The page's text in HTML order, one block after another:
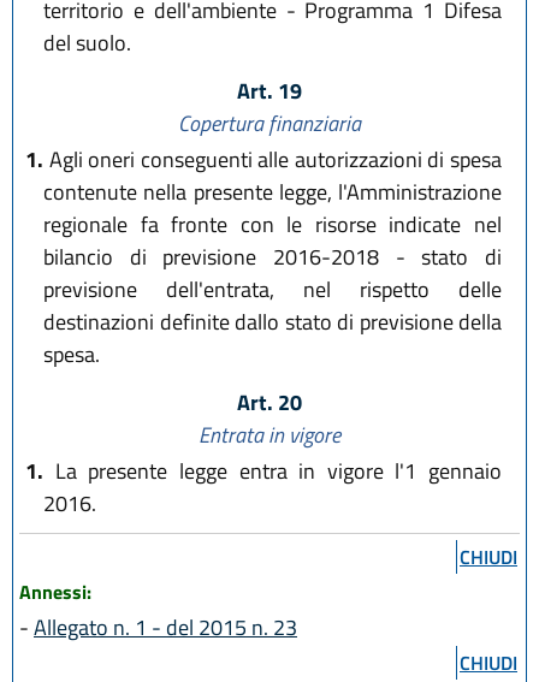
territorio e dell'ambiente - Programma 1 Difesa
del suolo.
Art. 19
Copertura finanziaria
1. Agli oneri conseguenti alle autorizzazioni di spesa
contenute nella presente legge, l'Amministrazione
regionale fa fronte con le risorse indicate nel
bilancio di previsione 2016-2018 - stato di
previsione dell'entrata, nel rispetto delle
destinazioni definite dallo stato di previsione della
spesa.
Art. 20
Entrata in vigore
1. La presente legge entra in vigore l'1 gennaio
2016.
CHIUDI
Annessi:
-Allegato n. 1 - del 2015 n. 23
CHIUDI